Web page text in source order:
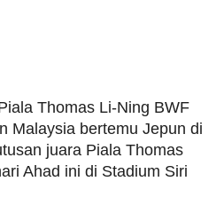
Thomas Li-Ning BWF
Malaysia bertemu Jepun di
juara Piala Thomas
Ahad ini di Stadium Siri